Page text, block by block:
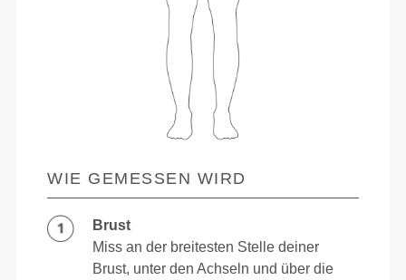
WIE GEMESSEN WIRD
Brust
Miss an der breitesten Stelle deiner
Brust, unter den Achseln und über die